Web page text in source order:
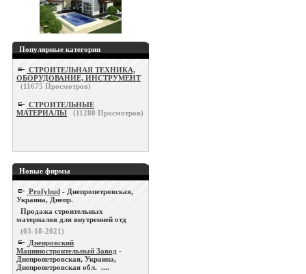
Популярные категории
СТРОИТЕЛЬНАЯ ТЕХНИКА,
ОБОРУДОВАНИЕ, ИНСТРУМЕНТ
(11675 Просмотров)
СТРОИТЕЛЬНЫЕ
МАТЕРИАЛЫ
(11280 Просмотров)
Новые фирмы
Profybud - Днепропетровская,
Украина, Днепр.
Продажа строительных
материалов для внутренней отд
(03-18-2021)
Днепровский
Машиностроительный Завод -
Днепропетровская, Украина,
Днепропетровская обл. ....